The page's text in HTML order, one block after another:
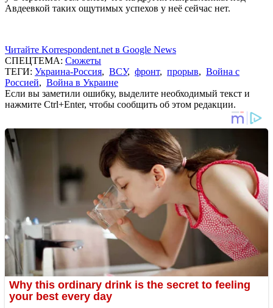
Авдеевкой таких ощутимых успехов у неё сейчас нет.
Читайте Korrespondent.net в Google News
СПЕЦТЕМА: Сюжеты
ТЕГИ: Украина-Россия, ВСУ, фронт, прорыв, Война с
Россией, Война в Украине
Если вы заметили ошибку, выделите необходимый текст и
нажмите Ctrl+Enter, чтобы сообщить об этом редакции.